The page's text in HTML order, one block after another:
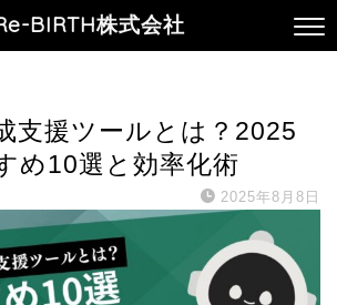
BIRTH株式会社
支援ツールとは？2025
め10選と効率化術
2025年8月8日